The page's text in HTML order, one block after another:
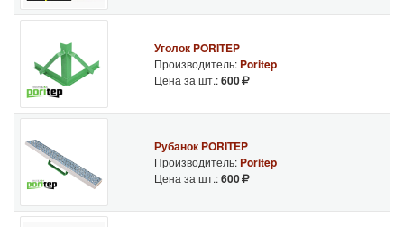
Уголок PORITEP
Производитель: Poritep
Цена за шт.:600
Рубанок PORITEP
Производитель: Poritep
Цена за шт.:600